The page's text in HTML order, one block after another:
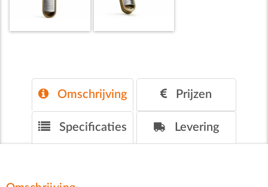
Omschrijving Prijzen
Specificaties Levering